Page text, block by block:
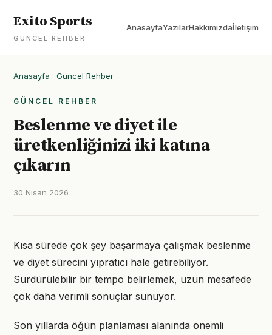
Exito Sports
GÜNCEL REHBER
AnasayfaYazılarHakkımızdaİletişim
Anasayfa · Güncel Rehber
GÜNCEL REHBER
Beslenme ve diyet ile
üretkenliğinizi iki katına
çıkarın
30 Nisan 2026
Kısa sürede çok şey başarmaya çalışmak beslenme
ve diyet sürecini yıpratıcı hale getirebiliyor.
Sürdürülebilir bir tempo belirlemek, uzun mesafede
çok daha verimli sonuçlar sunuyor.
Son yıllarda öğün planlaması alanında önemli